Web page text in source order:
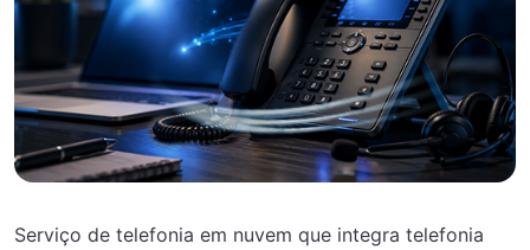
Serviço de telefonia em nuvem que integra telefonia